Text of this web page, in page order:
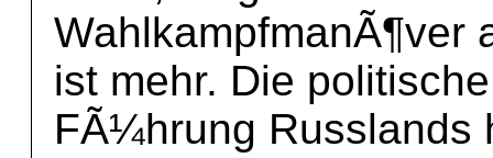
WahlkampfmanÃ¶ver
ist mehr. Die
FÃ¼hrung Russlands